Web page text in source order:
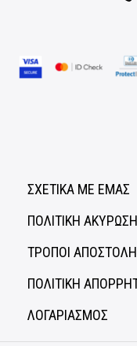
ΣΧΕΤΙΚΑ ΜΕ ΕΜΑΣ
ΠΟΛΙΤΙΚΗ
ΤΡΟΠΟΙ
ΠΟΛΙΤΙΚΗ
ΛΟΓΑΡΙΑΣΜΟΣ